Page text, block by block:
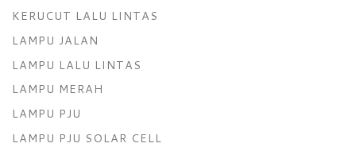
KERUCUT LALU LINTAS
LAMPU JALAN
LAMPU LALU LINTAS
LAMPU MERAH
LAMPU PJU
LAMPU PJU SOLAR CELL